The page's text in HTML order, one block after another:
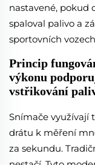
nastavené, pokud
spaloval palivo a
sportovních
Princip
výkonu
vstřikování
Snímače využívají
drátu k měření
za sekundu.